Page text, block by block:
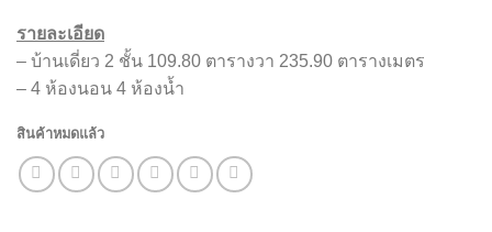
รายละเอียด
– บ้านเดี่ยว 2 ชั้น 109.80 ตารางวา 235.90 ตารางเมตร
– 4 ห้องนอน 4 ห้องน้ำ
สินค้าหมดแล้ว